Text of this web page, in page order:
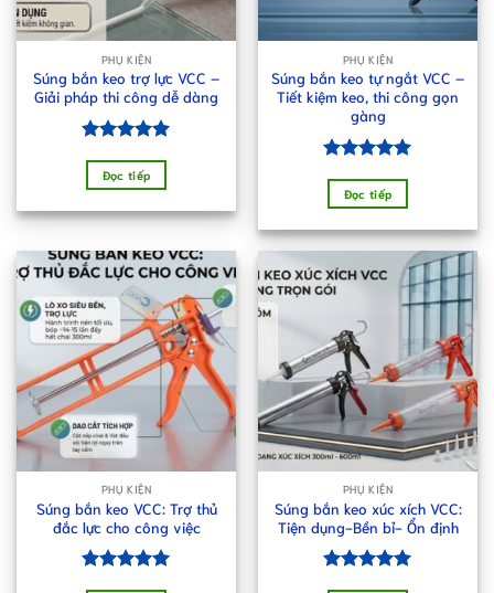
PHỤ KIỆN
Súng bắn keo trợ lực VCC –
Giải pháp thi công dễ dàng
hạng 5.00
5 sao
Đọc tiếp
PHỤ KIỆN
Súng bắn keo tự ngắt VCC –
Tiết kiệm keo, thi công gọn
gàng
hạng 5.00
5 sao
Đọc tiếp
PHỤ KIỆN
Súng bắn keo VCC: Trợ thủ
đắc lực cho công việc
PHỤ KIỆN
Súng bắn keo xúc xích VCC:
Tiện dụng-Bền bỉ- Ổn định